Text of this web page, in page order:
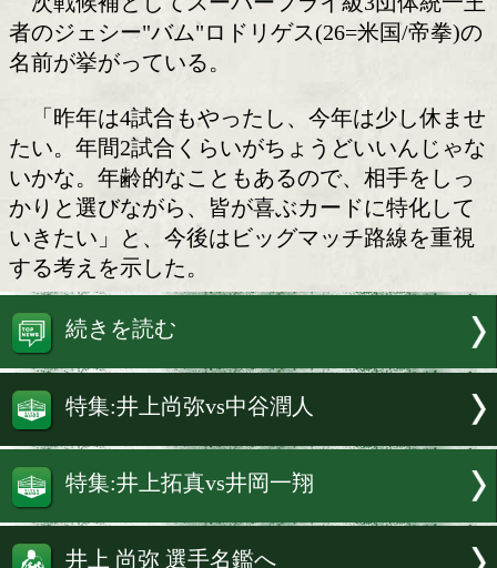
大橋ボクシングジムの大橋秀行会長が
横浜市内のジムで囲み取材に応じ、世
橋)の次戦について「面白い試合になる
いですかね」と語った。
次戦候補としてスーパーフライ級3団
者のジェシー"バム"ロドリゲス(26=米国
名前が挙がっている。
「昨年は4試合もやったし、今年は少
たい。年間2試合くらいがちょうどいい
いかな。年齢的なこともあるので、相
かりと選びながら、皆が喜ぶカードに
いきたい」と、今後はビッグマッチ路
する考えを示した。